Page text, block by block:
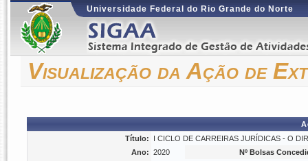
Universidade Federal do Rio Grande do Norte
Visualização da Ação de
Título:
I CICLO DE CARREIRAS JURÍDICAS - O
Ano: 2020
Nº Bolsas